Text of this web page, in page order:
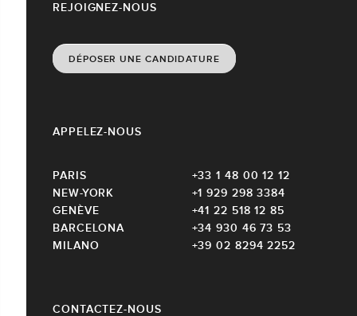
CONTACTEZ-NOUS
REJOIGNEZ-NOUS
DÉPOSER UNE CANDIDATURE
APPELEZ-NOUS
PARIS
+33 1 48 00 12 12
NEW-YORK
+1 929 298 3384
GENÈVE
+41 22 518 12 85
BARCELONA
+34 930 46 73 53
MILANO
+39 02 8294 2252